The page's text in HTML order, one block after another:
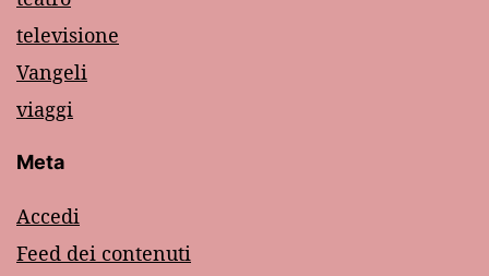
televisione
Vangeli
viaggi
Meta
Accedi
Feed dei contenuti